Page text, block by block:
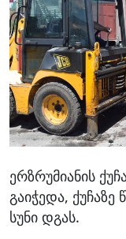
ერზრუმიანის
გაიჭედა, ქუჩაზე
სუნი დგას.